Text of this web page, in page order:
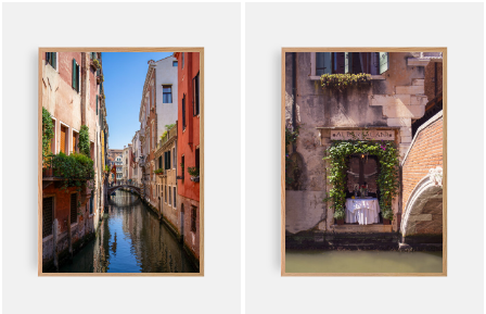
useampi
muunnelma.
tehdä
valinnat
tuotteen
sivulla.
muunnelma.
tehdä
valinnat
tuotteen
sivulla.